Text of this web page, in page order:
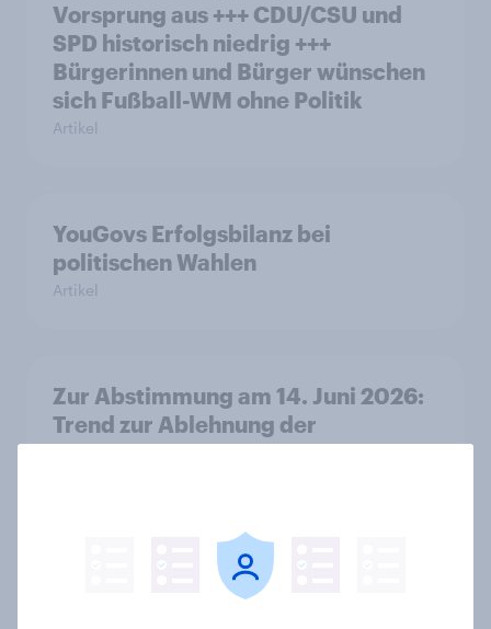
Vorsprung aus +++ CDU/CSU und
SPD historisch niedrig +++
Bürgerinnen und Bürger wünschen
sich Fußball-WM ohne Politik
Artikel
YouGovs Erfolgsbilanz bei
politischen Wahlen
Artikel
Zur Abstimmung am 14. Juni 2026:
Trend zur Ablehnung der
Bevölkerungsobergrenze verstetigt